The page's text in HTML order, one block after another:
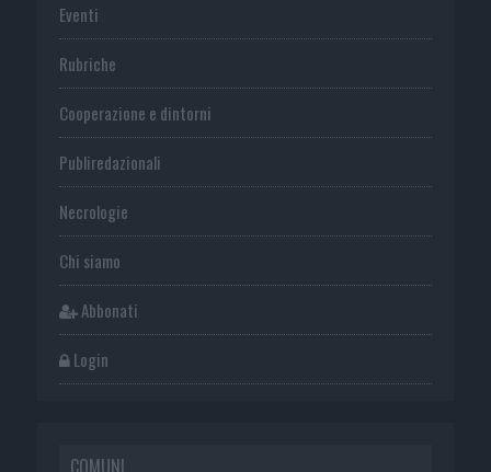
Eventi
Rubriche
Cooperazione e dintorni
Publiredazionali
Necrologie
Chi siamo
Abbonati
Login
COMUNI